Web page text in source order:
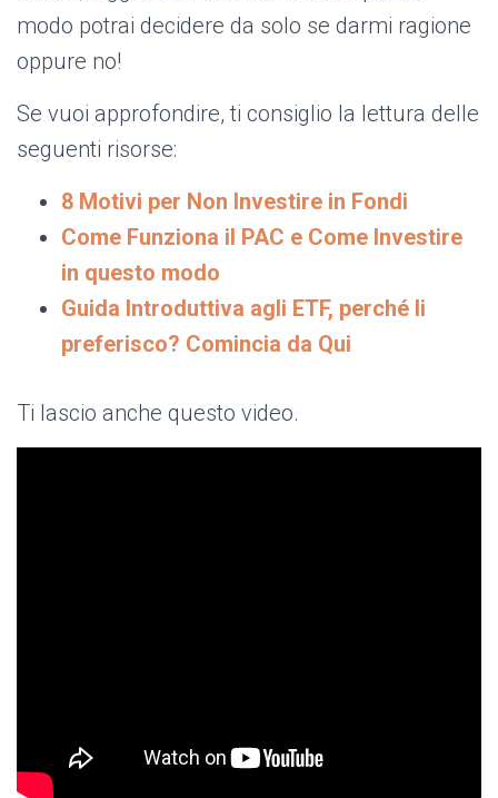
modo potrai decidere da solo se darmi ragione
oppure no!
Se vuoi approfondire, ti consiglio la lettura delle
seguenti risorse:
8 Motivi per Non Investire in Fondi
Come Funziona il PAC e Come Investire
in questo modo
Guida Introduttiva agli ETF, perché li
preferisco? Comincia da Qui
Ti lascio anche questo video.